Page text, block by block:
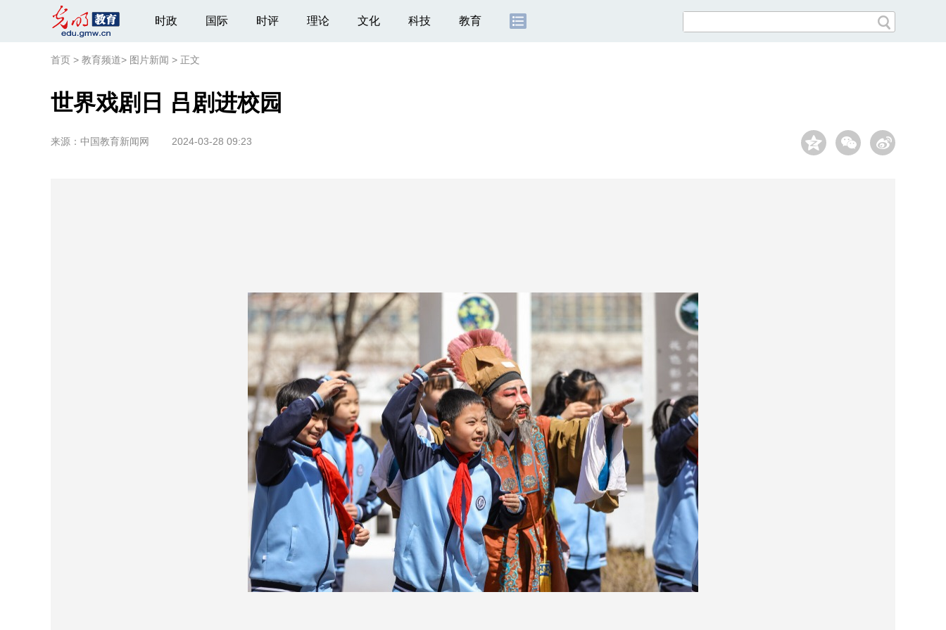
时政 国际 时评 理论 文化 科技 教育
首页 > 教育频道> 图片新闻 > 正文
世界戏剧日 吕剧进校园
来源： 中国教育新闻网 2024-03-28 09:23